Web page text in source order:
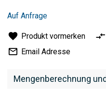
springen
Mengenberechnung
Auf Anfrage
Produkt vormerken
Email Adresse